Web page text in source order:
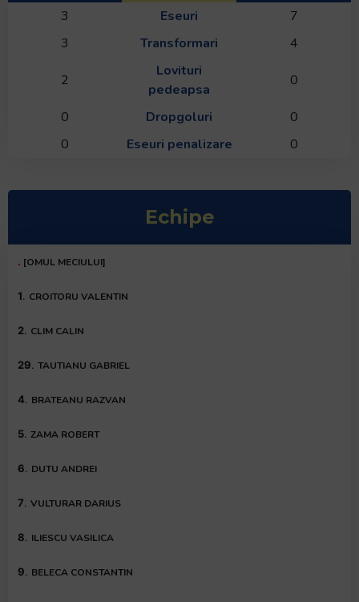
3 Eseuri
7
3
Transformari 4
2
Lovituri
pedeapsa
0
0 Dropgoluri
0
0
Eseuri penalizare 0
Echipe
. [OMUL MECIULUI]
1. CROITORU VALENTIN
2. CLIM CALIN
29. TAUTIANU GABRIEL
4. BRATEANU RAZVAN
5. ZAMA ROBERT
6. DUTU ANDREI
7. VULTURAR DARIUS
8. ILIESCU VASILICA
9. BELECA CONSTANTIN